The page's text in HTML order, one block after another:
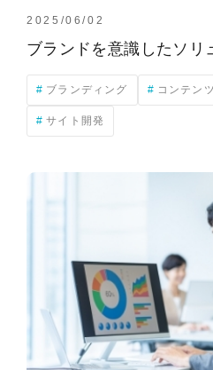
2025/06/02
ブランドを意識したソリ
ブランディング コンテン
サイト開発